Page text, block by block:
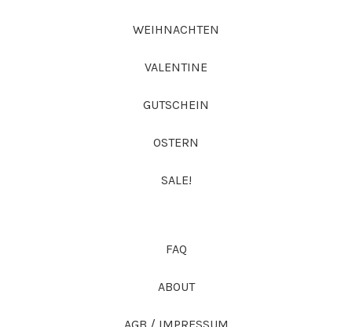
WEIHNACHTEN
VALENTINE
GUTSCHEIN
OSTERN
SALE!
FAQ
ABOUT